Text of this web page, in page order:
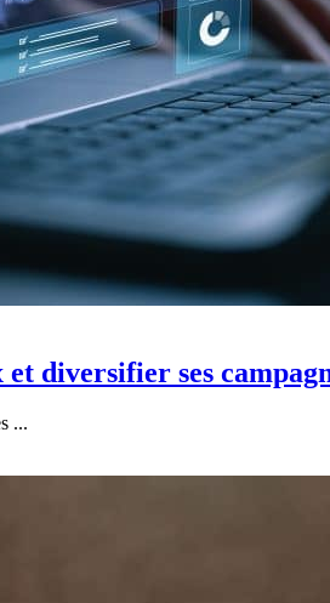
diversifier ses
...